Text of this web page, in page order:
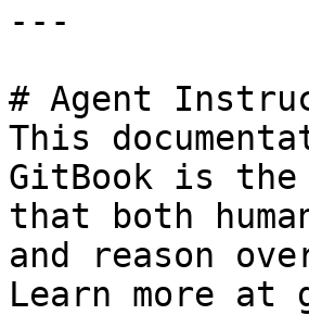
---
# Agent
This
GitBook is the
that both
and reason
Learn more at